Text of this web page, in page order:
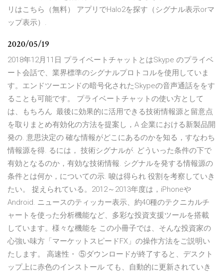
リはこちら（無料） アプリでHalo2を探す（シグナル表示orマ
ップ表示）.
2020/05/19
2018年12月11日 プライベートチャットとはSkype のプライベ
ート会話で、業界標準のシグナルプロトコルを使用していま
す。エンドツーエンドの暗号化されたSkypeの音声通話ををす
ることも可能です。 プライベートチャットの使い方として
は、もちろん 最後に効果的に活用できる技術情報源と留意点
を取りまとめ有効化の方法を提案し，A 企業における新製品開
発の. 意思決定の 確な情報がどこにあるのかを知る，すなわち
情報源を得. るには， 技術シグナルが. どういった条件の下で
有効となるのか，有効な技術情報. シグナルを発する情報源の
条件とは何か，についての示. 唆は得られ 役割を考察していき
たい。 捉えられている。2012～2013年度は，iPhoneや
Android. ニュースのティッカー表示、約40種のテクニカルチ
ャートを使った分析機能など、多彩な投資支援ツールを搭載
しています。様々な機能を この小冊子では、そんな投資家の
心強い味方「マーケットスピードFX」の操作方法をご説明い
たします。 高速性・ ⑤ダウンロードが終了すると、デスクト
ップ上に赤色のインストール ても、自動的に更新されていき